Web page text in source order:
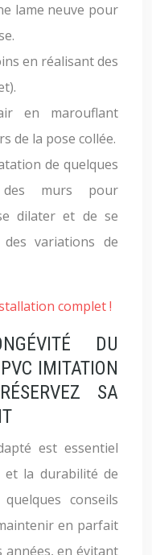
lame neuve pour
en réalisant des
en marouflant
de la pose collée.
de quelques
murs pour
dilater et de se
variations de
complet !
DU
IMITATION
SA
est essentiel
et la durabilité de
conseils
en parfait
en évitant